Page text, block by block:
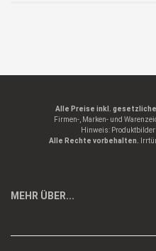
Alle Preise inkl.
Firmen-, Marken- und
Hinweis:
Alle Rechte vorbehalten.
MEHR ÜBER...